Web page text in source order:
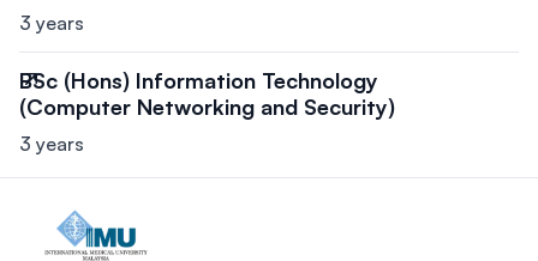
3 years
BSc (Hons) Information Technology
(Computer Networking and Security)
3 years